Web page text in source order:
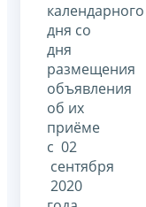
календарного
дня со
дня
размещения
объявления
об их
приёме
с 02
сентября
2020